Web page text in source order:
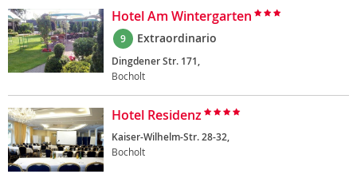
Hotel Am Wintergarten
9 Extraordinario
Dingdener Str. 171,
Bocholt
Hotel Residenz
Kaiser-Wilhelm-Str. 28-32,
Bocholt